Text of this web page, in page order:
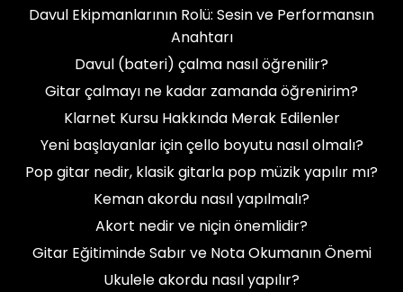
Davul Ekipmanlarının Rolü: Sesin ve Performansın
Anahtarı
Davul (bateri) çalma nasıl öğrenilir?
Gitar çalmayı ne kadar zamanda öğrenirim?
Klarnet Kursu Hakkında Merak Edilenler
Yeni başlayanlar için çello boyutu nasıl olmalı?
Pop gitar nedir, klasik gitarla pop müzik yapılır mı?
Keman akordu nasıl yapılmalı?
Akort nedir ve niçin önemlidir?
Gitar Eğitiminde Sabır ve Nota Okumanın Önemi
Ukulele akordu nasıl yapılır?